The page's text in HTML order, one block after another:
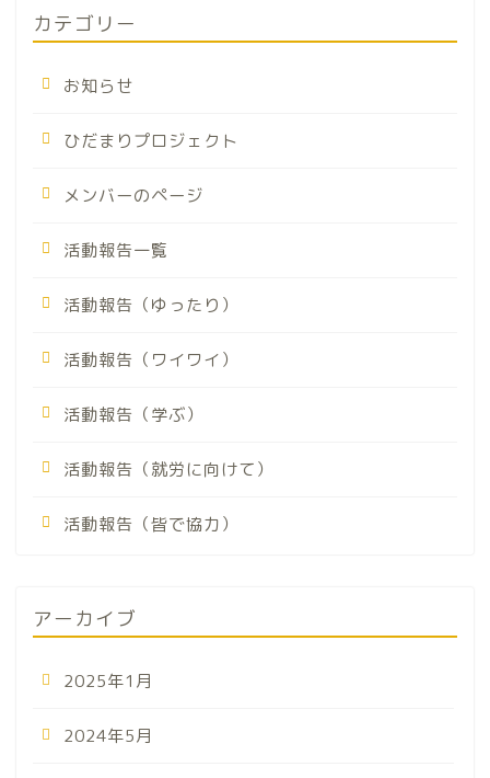
カテゴリー
お知らせ
ひだまりプロジェクト
メンバーのページ
活動報告一覧
活動報告（ゆったり）
活動報告（ワイワイ）
活動報告（学ぶ）
活動報告（就労に向けて）
活動報告（皆で協力）
アーカイブ
2025年1月
2024年5月